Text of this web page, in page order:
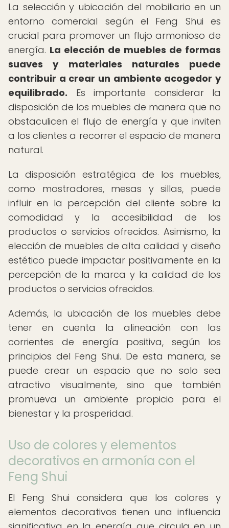
La selección y ubicación del mobiliario en un
entorno comercial según el Feng Shui es
crucial para promover un flujo armonioso de
energía. La elección de muebles de formas
suaves y materiales naturales puede
contribuir a crear un ambiente acogedor y
equilibrado. Es importante considerar la
disposición de los muebles de manera que no
obstaculicen el flujo de energía y que inviten
a los clientes a recorrer el espacio de manera
natural.
La disposición estratégica de los muebles,
como mostradores, mesas y sillas, puede
influir en la percepción del cliente sobre la
comodidad y la accesibilidad de los
productos o servicios ofrecidos. Asimismo, la
elección de muebles de alta calidad y diseño
estético puede impactar positivamente en la
percepción de la marca y la calidad de los
productos o servicios ofrecidos.
Además, la ubicación de los muebles debe
tener en cuenta la alineación con las
corrientes de energía positiva, según los
principios del Feng Shui. De esta manera, se
puede crear un espacio que no solo sea
atractivo visualmente, sino que también
promueva un ambiente propicio para el
bienestar y la prosperidad.
Uso de colores y elementos
decorativos en armonía con el
Feng Shui
El Feng Shui considera que los colores y
elementos decorativos tienen una influencia